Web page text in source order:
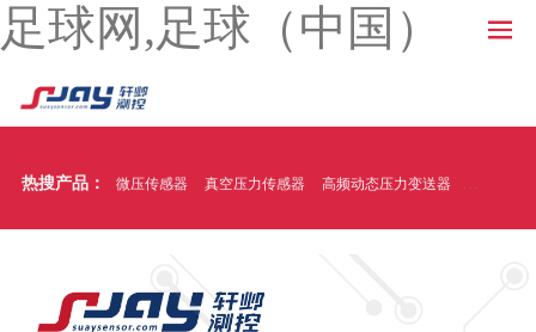
足球网,足球（中国）
热搜产品： 微压传感器 真空压力传感器 高频动态压力变送器 温压一体